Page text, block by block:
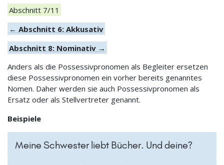
Abschnitt 7/11
← Abschnitt 6: Akkusativ
Abschnitt 8: Nominativ →
Anders als die Possessivpronomen als Begleiter ersetzen
diese Possessivpronomen ein vorher bereits genanntes
Nomen. Daher werden sie auch Possessivpronomen als
Ersatz oder als Stellvertreter genannt.
Beispiele
Meine Schwester liebt Bücher. Und deine?